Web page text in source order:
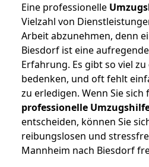
Eine professionelle
Vielzahl von
Arbeit abzunehmen, denn
Biesdorf ist eine
Erfahrung. Es gibt so viel zu
bedenken, und oft fehlt
zu erledigen. Wenn Sie sich
professionelle
entscheiden, können Sie
reibungslosen und
Mannheim nach Biesdorf